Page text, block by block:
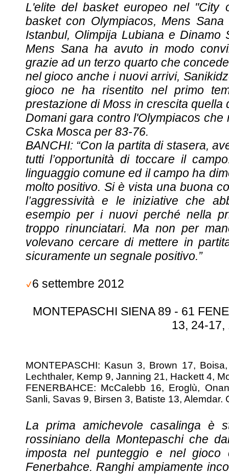
L'elite del basket europeo nel "City
basket con Olympiacos, Mens
Istanbul, Olimpija Lubiana e
Mens Sana ha avuto in modo
grazie ad un terzo quarto che
nel gioco anche i nuovi arrivi,
gioco ne ha risentito nel primo
prestazione di Moss in crescita quella
Domani gara contro l'Olympiacos
Cska Mosca per 83-76.
BANCHI: “Con la partita di stasera,
tutti l’opportunità di toccare il
linguaggio comune ed il campo ha
molto positivo. Si è vista una buona
l’aggressività e le iniziative che
esempio per i nuovi perché nella
troppo rinunciatari. Ma non per
volevano cercare di mettere in
sicuramente un segnale positivo.”
6 settembre 2012
MONTEPASCHI SIENA 89 - 61
13, 24-17,
MONTEPASCHI: Kasun 3, Brown 17,
Lechthaler, Kemp 9, Janning 21, Hackett 4,
FENERBAHCE: McCalebb 16, Eroglù,
Sanli, Savas 9, Birsen 3, Batiste 13, Alemdar.
La prima amichevole casalinga è
rossiniano della Montepaschi che
imposta nel punteggio e nel gioco
Fenerbahce. Ranghi ampiamente